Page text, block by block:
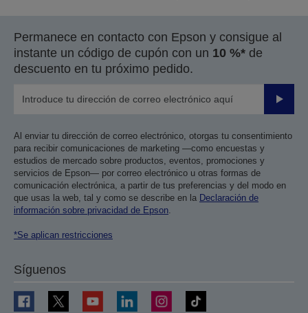
Permanece en contacto con Epson y consigue al
instante un código de cupón con un 10 %* de
descuento en tu próximo pedido.
Enviar
Al enviar tu dirección de correo electrónico, otorgas tu consentimiento
para recibir comunicaciones de marketing —como encuestas y
estudios de mercado sobre productos, eventos, promociones y
servicios de Epson— por correo electrónico u otras formas de
comunicación electrónica, a partir de tus preferencias y del modo en
que usas la web, tal y como se describe en la Declaración de
información sobre privacidad de Epson.
*Se aplican restricciones
Síguenos